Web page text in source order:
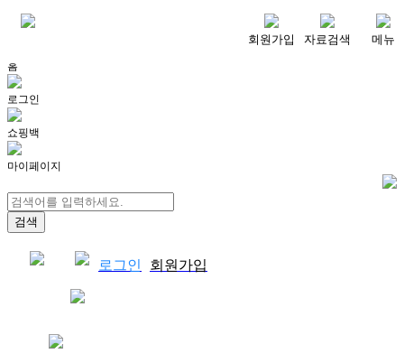
회원가입 자료검색 메뉴
홈
로그인
쇼핑백
마이페이지
로그인 회원가입